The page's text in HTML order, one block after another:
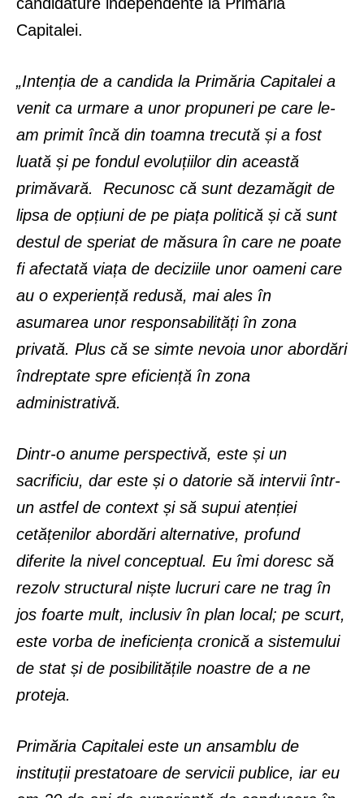
Capitalei.
„Intenția de a candida la Primăria Capitalei a
venit ca urmare a unor propuneri pe care le-
am primit încă din toamna trecută și a fost
luată și pe fondul evoluțiilor din această
primăvară. Recunosc că sunt dezamăgit de
lipsa de opțiuni de pe piața politică și că sunt
destul de speriat de măsura în care ne poate
fi afectată viața de deciziile unor oameni care
au o experiență redusă, mai ales în
asumarea unor responsabilități în zona
privată. Plus că se simte nevoia unor abordări
îndreptate spre eficiență în zona
administrativă.
Dintr-o anume perspectivă, este și un
sacrificiu, dar este și o datorie să intervii într-
un astfel de context și să supui atenției
cetățenilor abordări alternative, profund
diferite la nivel conceptual. Eu îmi doresc să
rezolv structural niște lucruri care ne trag în
jos foarte mult, inclusiv în plan local; pe scurt,
este vorba de ineficiența cronică a sistemului
de stat și de posibilitățile noastre de a ne
proteja.
Primăria Capitalei este un ansamblu de
instituții prestatoare de servicii publice, iar eu